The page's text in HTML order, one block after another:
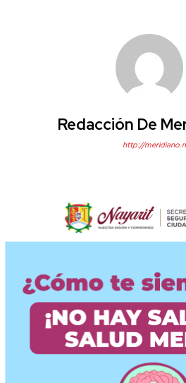
Redacción De
http://